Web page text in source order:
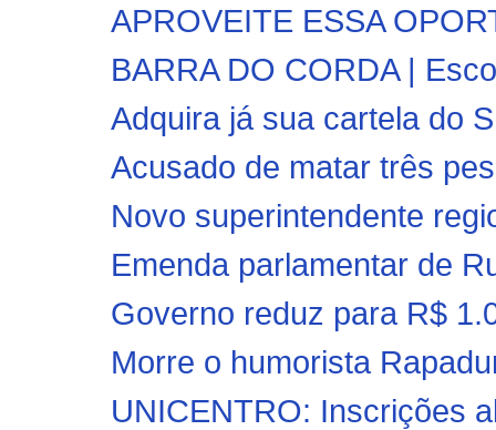
APROVEITE ESSA
BARRA DO CORDA |
Adquira já sua cartela do
Acusado de matar três
Novo superintendente
Emenda parlamentar de
Governo reduz para R$
Morre o humorista
UNICENTRO: Inscrições